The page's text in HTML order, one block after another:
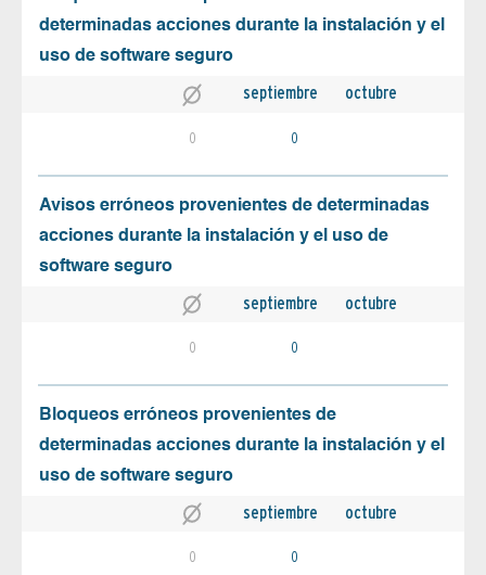
determinadas acciones durante la instalación y el
uso de software seguro
septiembre octubre
0 0
Avisos erróneos provenientes de determinadas
acciones durante la instalación y el uso de
software seguro
septiembre octubre
0 0
Bloqueos erróneos provenientes de
determinadas acciones durante la instalación y el
uso de software seguro
septiembre octubre
0 0